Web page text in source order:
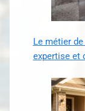
Le métier
expertise et